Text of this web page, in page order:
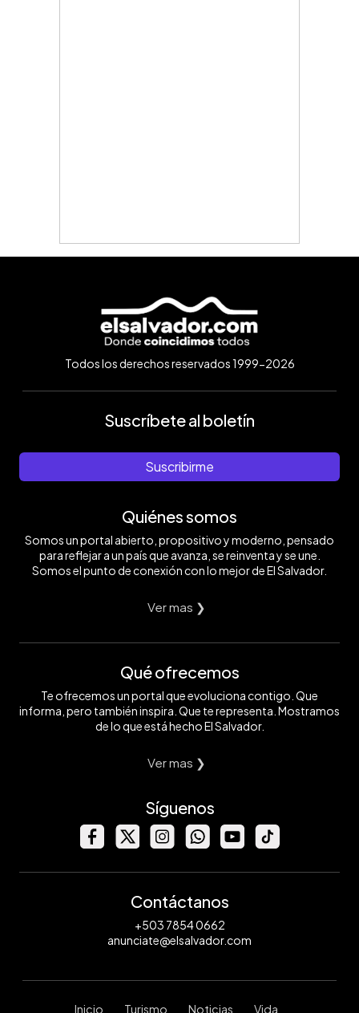
Todos los derechos reservados 1999-2026
Suscríbete al boletín
Suscribirme
Quiénes somos
Somos un portal abierto, propositivo y moderno, pensado
para reflejar a un país que avanza, se reinventa y se une.
Somos el punto de conexión con lo mejor de El Salvador.
Ver mas ❯
Qué ofrecemos
Te ofrecemos un portal que evoluciona contigo. Que
informa, pero también inspira. Que te representa. Mostramos
de lo que está hecho El Salvador.
Ver mas ❯
Síguenos
Contáctanos
+503 7854 0662
anunciate@elsalvador.com
Inicio Turismo Noticias Vida